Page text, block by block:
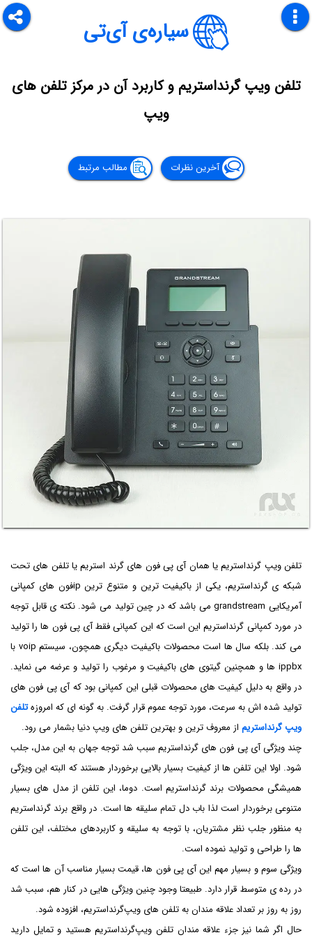
سیاره‌ی آی‌تی
تلفن ویپ گرنداستریم و کاربرد آن در مرکز تلفن های
ویپ
آخرین نظرات مطالب مرتبط
تلفن ویپ گرنداستریم یا همان آی پی فون های گرند استریم یا تلفن های تحت
شبکه ی گرنداستریم، یکی از باکیفیت ترین و متنوع ترین ipفون های کمپانی
آمریکایی grandstream می باشد که در چین تولید می شود. نکته ی قابل توجه
در مورد کمپانی گرنداستریم این است که این کمپانی فقط آی پی فون ها را تولید
می کند. بلکه سال ها است محصولات باکیفیت دیگری همچون، سیستم voip با
ippbx ها و همچنین گیتوی های باکیفیت و مرغوب را تولید و عرضه می نماید.
در واقع به دلیل کیفیت های محصولات قبلی این کمپانی بود که آی پی فون های
تولید شده اش به سرعت، مورد توجه عموم قرار گرفت. به گونه ای که امروزهتلفن
ویپ گرنداستریم از معروف ترین و بهترین تلفن های ویپ دنیا بشمار می رود.
چند ویژگی آی پی فون های گرنداستریم سبب شد توجه جهان به این مدل، جلب
شود. اولا این تلفن ها از کیفیت بسیار بالایی برخوردار هستند که البته این ویژگی
همیشگی محصولات برند گرنداستریم است. دوما، این تلفن از مدل های بسیار
متنوعی برخوردار است لذا باب دل تمام سلیقه ها است. در واقع برند گرنداستریم
به منظور جلب نظر مشتریان، با توجه به سلیقه و کاربردهای مختلف، این تلفن
ها را طراحی و تولید نموده است.
ویژگی سوم و بسیار مهم این آی پی فون ها، قیمت بسیار مناسب آن ها است که
در رده ی متوسط قرار دارد. طبیعتا وجود چنین ویژگی هایی در کنار هم، سبب شد
روز به روز بر تعداد علاقه مندان به تلفن های ویپ‌گرنداستریم، افزوده شود.
حال اگر شما نیز جزء علاقه مندان تلفن ویپ‌گرنداستریم هستید و تمایل دارید